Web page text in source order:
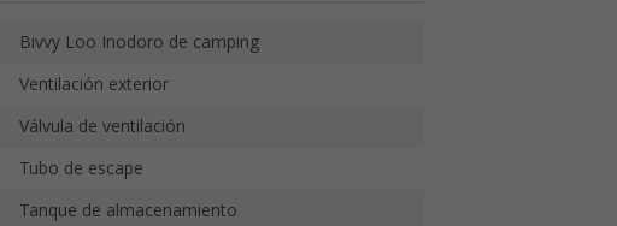
Bivvy Loo Inodoro de camping
Ventilación exterior
Válvula de ventilación
Tubo de escape
Tanque de almacenamiento